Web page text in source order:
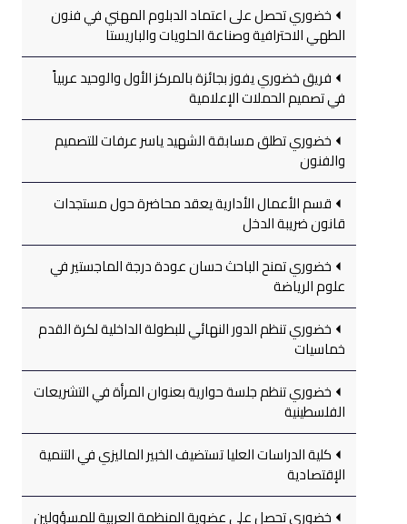
خضوري تحصل على اعتماد الدبلوم المهني في فنون
الطهي الاحترافية وصناعة الحلويات والباريستا
فريق خضوري يفوز بجائزة بالمركز الأول والوحيد عربياً
في تصميم الحملات الإعلامية
خضوري تطلق مسابقة الشهيد ياسر عرفات للتصميم
والفنون
قسم الأعمال الأدارية يعقد محاضرة حول مستجدات
قانون ضريبة الدخل
خضوري تمنح الباحث حسان عودة درجة الماجستير في
علوم الرياضة
خضوري تنظم الدور النهائي للبطولة الداخلية لكرة القدم
خماسيات
خضوري تنظم جلسة حوارية بعنوان المرأة في التشريعات
الفلسطينية
كلية الدراسات العليا تستضيف الخبير الماليزي في التنمية
الإقتصادية
خضوري تحصل على عضوية المنظمة العربية للمسؤولين